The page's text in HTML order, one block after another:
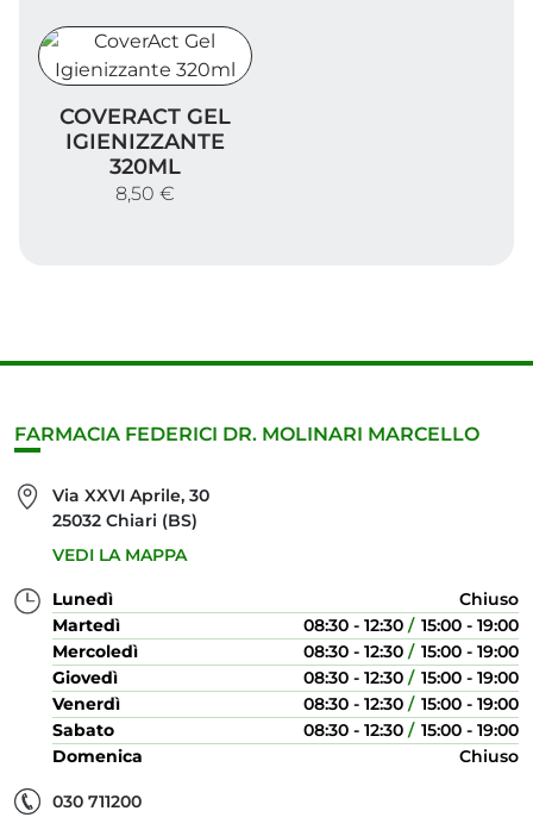
COVERACT GEL
IGIENIZZANTE
320ML
8,50 €
FARMACIA FEDERICI DR. MOLINARI MARCELLO
Via XXVI Aprile, 30
25032 Chiari (BS)
VEDI LA MAPPA
Lunedì
Chiuso
Martedì
08:30 - 12:30
15:00 - 19:00
Mercoledì
08:30 - 12:30
15:00 - 19:00
Giovedì
08:30 - 12:30
15:00 - 19:00
Venerdì
08:30 - 12:30
15:00 - 19:00
Sabato
08:30 - 12:30
15:00 - 19:00
Domenica
Chiuso
030 711200